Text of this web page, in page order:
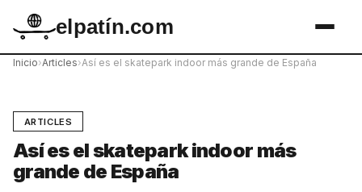
elpatín.com
Inicio›Articles›Así es el skatepark indoor más grande de España
ARTICLES
Así es el skatepark indoor más
grande de España